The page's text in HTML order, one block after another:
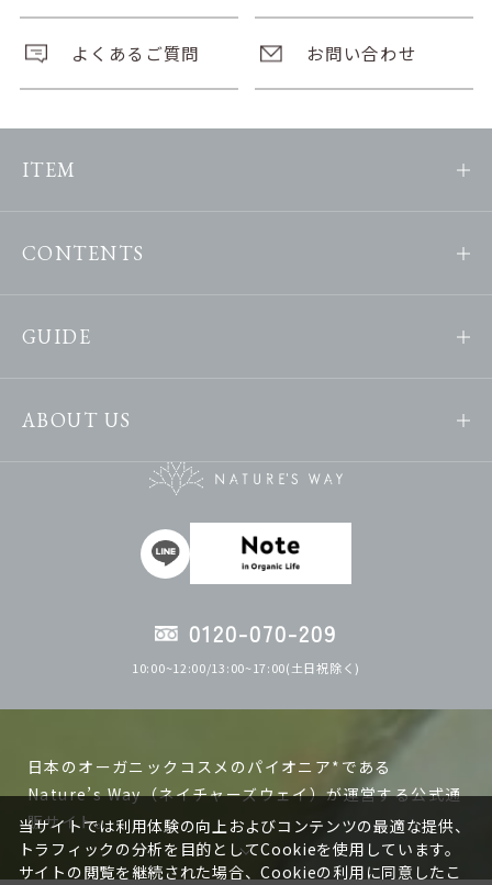
よくあるご質問 お問い合わせ
ITEM
CONTENTS
GUIDE
ABOUT US
0120-070-209
10:00~12:00/13:00~17:00(土日祝除く)
日本のオーガニックコスメのパイオニア*である
Nature’s Way（ネイチャーズウェイ）が運営する公式通
販サイト。
ネイチャーズウェイの製品は日本で作る、日本人の肌に
当サイトでは利用体験の向上およびコンテンツの最適な提供、
トラフィックの分析を目的としてCookieを使用しています。
サイトの閲覧を継続された場合、Cookieの利用に同意したこ